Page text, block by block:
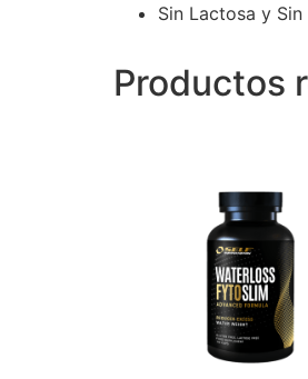
Sin Lactosa y Sin
Productos